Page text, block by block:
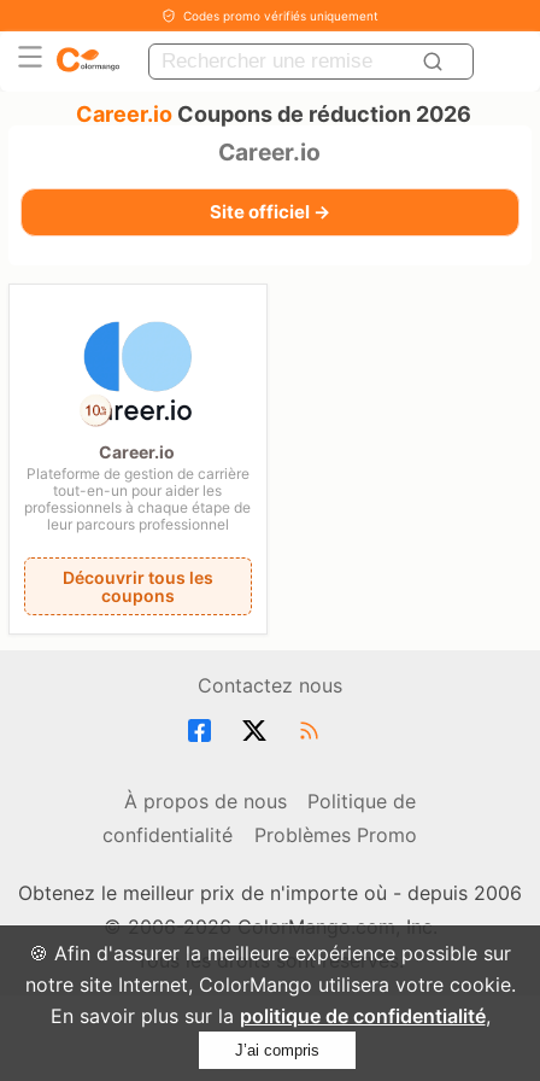
🍪 Afin d'assurer la meilleure expérience possible sur
notre site Internet, ColorMango utilisera votre cookie.
En savoir plus sur la politique de confidentialité,
J’ai compris
Codes promo vérifiés uniquement
Career.io Coupons de réduction 2026
Career.io
Site officiel →
Career.io
Plateforme de gestion de carrière
tout-en-un pour aider les
professionnels à chaque étape de
leur parcours professionnel
Découvrir tous les
coupons
Contactez nous
À propos de nous
Politique de
confidentialité
Problèmes Promo
Obtenez le meilleur prix de n'importe où - depuis 2006
© 2006-2026 ColorMango.com, Inc.
Tous les droits sont réservés.